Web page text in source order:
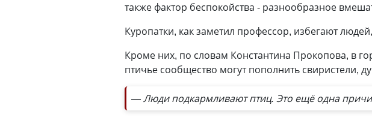
также фактор беспокойства - разнообразное
Куропатки, как заметил профессор, избегают
Кроме них, по словам Константина Прокопова, в
птичье сообщество могут пополнить свиристели,
— Люди подкармливают птиц. Это ещё одна